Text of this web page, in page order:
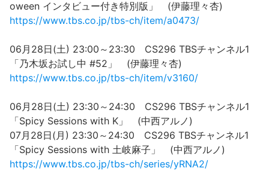
oween インタビュー付き特別版」 (伊藤理々杏)
https://www.tbs.co.jp/tbs-ch/item/a0473/
06月28日(土) 23:00～23:30 CS296 TBSチャンネル1
「乃木坂お試し中 #52」 (伊藤理々杏)
https://www.tbs.co.jp/tbs-ch/item/v3160/
06月28日(土) 23:30～24:30 CS296 TBSチャンネル1
「Spicy Sessions with K」 (中西アルノ)
07月28日(月) 23:30～24:30 CS296 TBSチャンネル1
「Spicy Sessions with 土岐麻子」 (中西アルノ)
https://www.tbs.co.jp/tbs-ch/series/yRNA2/